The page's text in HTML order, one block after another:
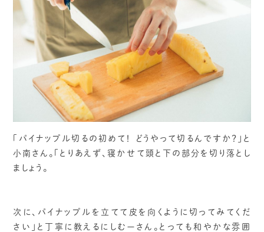
「パイナップル切るの初めて！ どうやって切るんですか？」と
小南さん。「とりあえず、寝かせて頭と下の部分を切り落とし
ましょう。
次に、パイナップルを立てて皮を向くように切ってみてくだ
さい」と丁寧に教えるにしむーさん。とっても和やかな雰囲